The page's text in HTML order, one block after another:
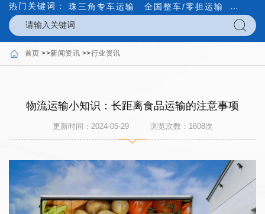
热门关键词： 珠三角专车运输 全国整车/零担运输 内外贸
首页 >>新闻资讯 >>行业资讯
物流运输小知识：长距离食品运输的注意事项
更新时间：2024-05-29 浏览次数： 1608次